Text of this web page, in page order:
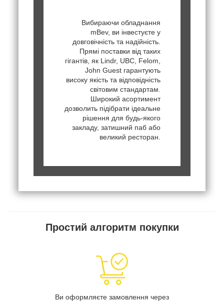
Вибираючи обладнання
mBev, ви інвестуєте у
довговічність та надійність.
Прямі поставки від таких
гігантів, як Lindr, UBC, Felom,
John Guest гарантують
високу якість та відповідність
світовим стандартам.
Широкий асортимент
дозволить підібрати ідеальне
рішення для будь-якого
закладу, затишний паб або
великий ресторан.
Простий алгоритм покупки
Ви оформляєте замовлення через